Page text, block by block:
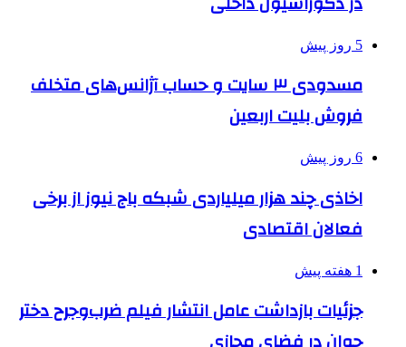
5 روز پیش
مسدودی ۳ سایت و حساب آژانس‌های متخلف
فروش بلیت اربعین
6 روز پیش
اخاذی چند هزار میلیاردی شبکه باج نیوز از برخی
فعالان اقتصادی
1 هفته پیش
جزئیات بازداشت عامل انتشار فیلم ضرب‌وجرح دختر